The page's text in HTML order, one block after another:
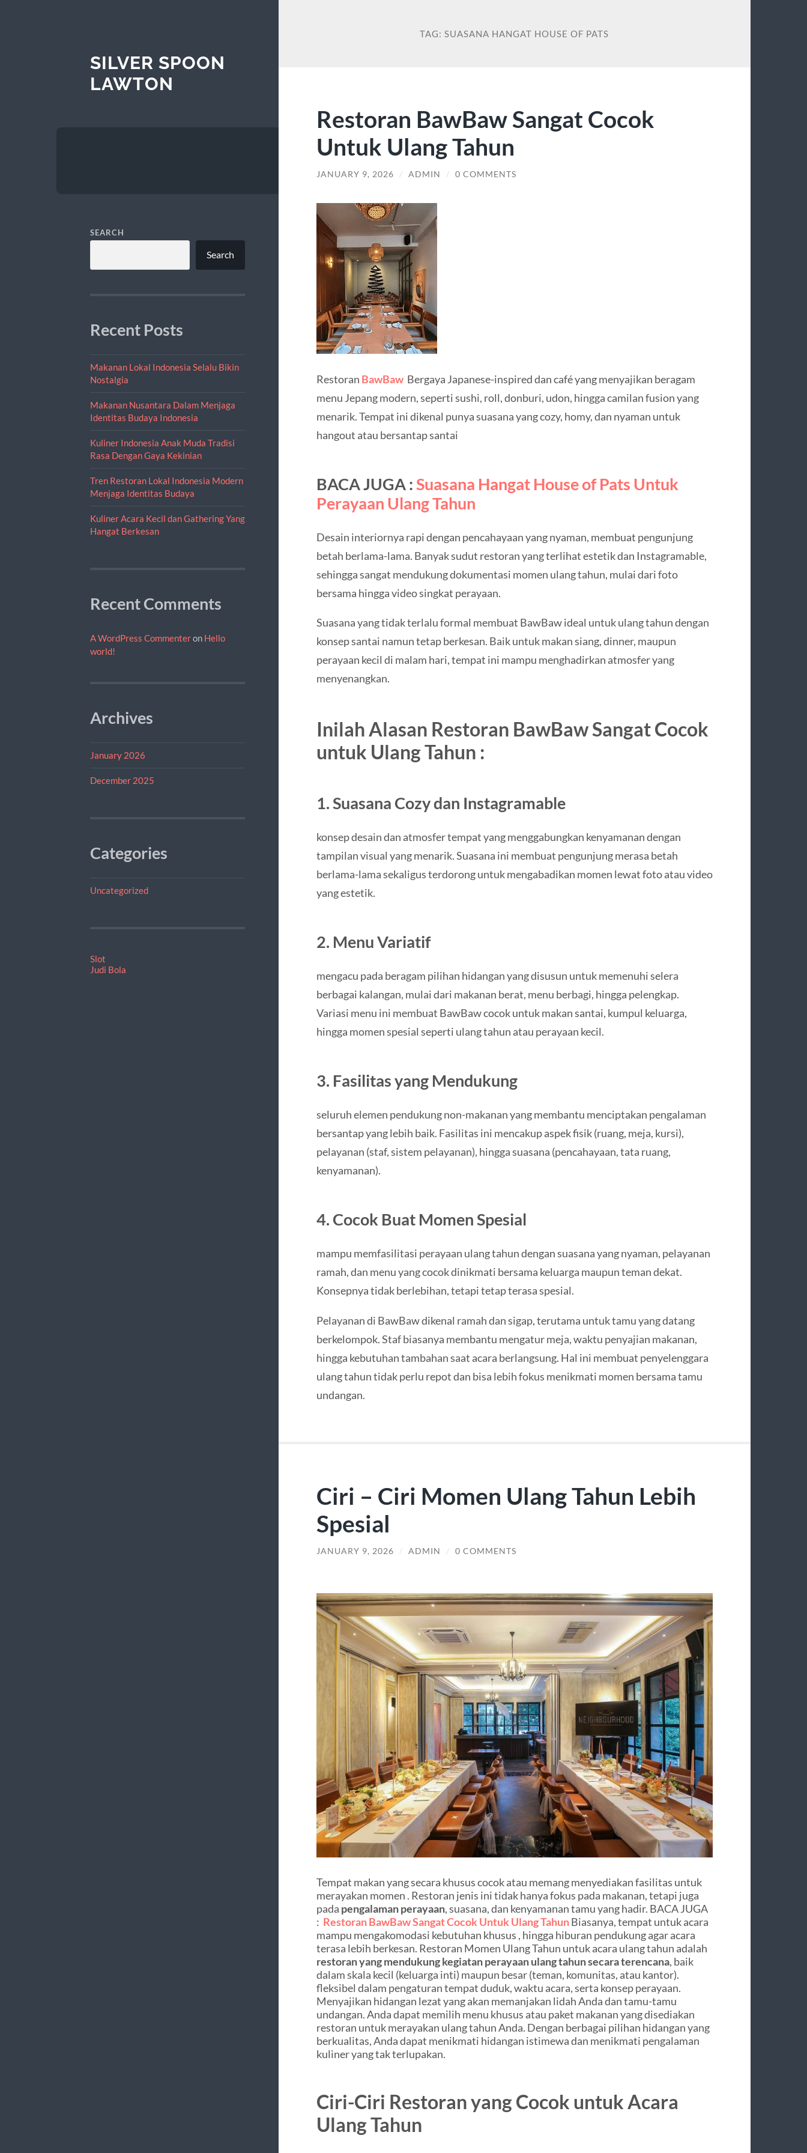
SILVER SPOON
LAWTON
SEARCH
Search
Recent Posts
Makanan Lokal Indonesia Selalu Bikin
Nostalgia
Makanan Nusantara Dalam Menjaga
Identitas Budaya Indonesia
Kuliner Indonesia Anak Muda Tradisi
Rasa Dengan Gaya Kekinian
Tren Restoran Lokal Indonesia Modern
Menjaga Identitas Budaya
Kuliner Acara Kecil dan Gathering Yang
Hangat Berkesan
Recent Comments
A WordPress Commenteron Hello
world!
Archives
January 2026
December 2025
Categories
Uncategorized
Slot
Judi Bola
TAG:SUASANA HANGAT HOUSE OF PATS
Restoran BawBaw Sangat Cocok
Untuk Ulang Tahun
JANUARY 9, 2026 / ADMIN / 0 COMMENTS
Restoran BawBawBergaya Japanese-inspired dan café yang menyajikan beragam
menu Jepang modern, seperti sushi, roll, donburi, udon, hingga camilan fusion yang
menarik. Tempat ini dikenal punya suasana yang cozy, homy, dan nyaman untuk
hangout atau bersantap santai
BACA JUGA :Suasana Hangat House of Pats Untuk
Perayaan Ulang Tahun
Desain interiornya rapi dengan pencahayaan yang nyaman, membuat pengunjung
betah berlama-lama. Banyak sudut restoran yang terlihat estetik dan Instagramable,
sehingga sangat mendukung dokumentasi momen ulang tahun, mulai dari foto
bersama hingga video singkat perayaan.
Suasana yang tidak terlalu formal membuat BawBaw ideal untuk ulang tahun dengan
konsep santai namun tetap berkesan. Baik untuk makan siang, dinner, maupun
perayaan kecil di malam hari, tempat ini mampu menghadirkan atmosfer yang
menyenangkan.
Inilah Alasan Restoran BawBaw Sangat Cocok
untuk Ulang Tahun :
1. Suasana Cozy dan Instagramable
konsep desain dan atmosfer tempat yang menggabungkan kenyamanan dengan
tampilan visual yang menarik. Suasana ini membuat pengunjung merasa betah
berlama-lama sekaligus terdorong untuk mengabadikan momen lewat foto atau video
yang estetik.
2. Menu Variatif
mengacu pada beragam pilihan hidangan yang disusun untuk memenuhi selera
berbagai kalangan, mulai dari makanan berat, menu berbagi, hingga pelengkap.
Variasi menu ini membuat BawBaw cocok untuk makan santai, kumpul keluarga,
hingga momen spesial seperti ulang tahun atau perayaan kecil.
3. Fasilitas yang Mendukung
seluruh elemen pendukung non-makanan yang membantu menciptakan pengalaman
bersantap yang lebih baik. Fasilitas ini mencakup aspek fisik (ruang, meja, kursi),
pelayanan (staf, sistem pelayanan), hingga suasana (pencahayaan, tata ruang,
kenyamanan).
4. Cocok Buat Momen Spesial
mampu memfasilitasi perayaan ulang tahun dengan suasana yang nyaman, pelayanan
ramah, dan menu yang cocok dinikmati bersama keluarga maupun teman dekat.
Konsepnya tidak berlebihan, tetapi tetap terasa spesial.
Pelayanan di BawBaw dikenal ramah dan sigap, terutama untuk tamu yang datang
berkelompok. Staf biasanya membantu mengatur meja, waktu penyajian makanan,
hingga kebutuhan tambahan saat acara berlangsung. Hal ini membuat penyelenggara
ulang tahun tidak perlu repot dan bisa lebih fokus menikmati momen bersama tamu
undangan.
Ciri – Ciri Momen Ulang Tahun Lebih
Spesial
JANUARY 9, 2026 / ADMIN / 0 COMMENTS
Tempat makan yang secara khusus cocok atau memang menyediakan fasilitas untuk
merayakan momen . Restoran jenis ini tidak hanya fokus pada makanan, tetapi juga
pada pengalaman perayaan, suasana, dan kenyamanan tamu yang hadir. BACA JUGA
: Restoran BawBaw Sangat Cocok Untuk Ulang TahunBiasanya, tempat untuk acara
mampu mengakomodasi kebutuhan khusus , hingga hiburan pendukung agar acara
terasa lebih berkesan. Restoran Momen Ulang Tahun untuk acara ulang tahun adalah
restoran yang mendukung kegiatan perayaan ulang tahun secara terencana, baik
dalam skala kecil (keluarga inti) maupun besar (teman, komunitas, atau kantor).
fleksibel dalam pengaturan tempat duduk, waktu acara, serta konsep perayaan.
Menyajikan hidangan lezat yang akan memanjakan lidah Anda dan tamu-tamu
undangan. Anda dapat memilih menu khusus atau paket makanan yang disediakan
restoran untuk merayakan ulang tahun Anda. Dengan berbagai pilihan hidangan yang
berkualitas, Anda dapat menikmati hidangan istimewa dan menikmati pengalaman
kuliner yang tak terlupakan.
Ciri-Ciri Restoran yang Cocok untuk Acara
Ulang Tahun